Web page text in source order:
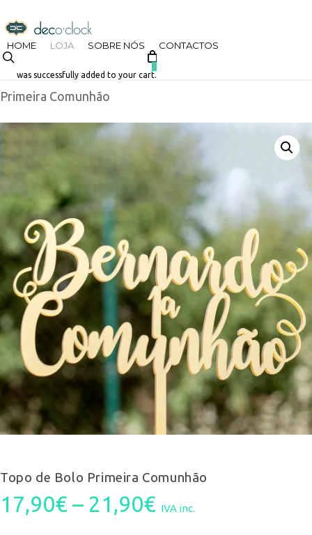
to
content
HOME LOJA SOBRE NÓS CONTACTOS
0
was successfully added to your cart.
Batizado Topos de Bolo
Primeira Comunhão
Topo de Bolo Primeira Comunhão
17,90€ – 21,90€ Price
IVA inc.